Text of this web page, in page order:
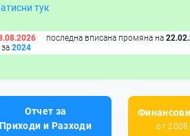
тук
последна вписана промяна на
2024
Отчет за
Приходи и Разходи
от 2008